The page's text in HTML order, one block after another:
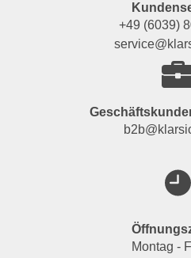
+49 (6039)
Montag -